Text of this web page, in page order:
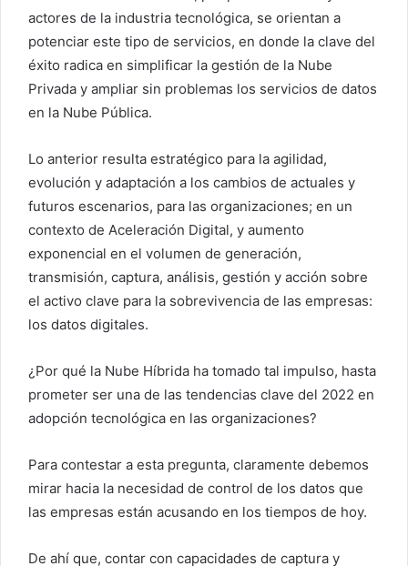
actores de la industria tecnológica, se orientan a
potenciar este tipo de servicios, en donde la clave del
éxito radica en simplificar la gestión de la Nube
Privada y ampliar sin problemas los servicios de datos
en la Nube Pública.
Lo anterior resulta estratégico para la agilidad,
evolución y adaptación a los cambios de actuales y
futuros escenarios, para las organizaciones; en un
contexto de Aceleración Digital, y aumento
exponencial en el volumen de generación,
transmisión, captura, análisis, gestión y acción sobre
el activo clave para la sobrevivencia de las empresas:
los datos digitales.
¿Por qué la Nube Híbrida ha tomado tal impulso, hasta
prometer ser una de las tendencias clave del 2022 en
adopción tecnológica en las organizaciones?
Para contestar a esta pregunta, claramente debemos
mirar hacia la necesidad de control de los datos que
las empresas están acusando en los tiempos de hoy.
De ahí que, contar con capacidades de captura y